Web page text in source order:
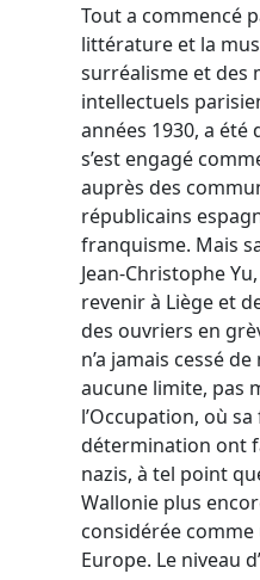
Tout a commencé
littérature et la
surréalisme et des
intellectuels
années 1930, a été
s’est engagé
auprès des
républicains
franquisme. Mais
Jean-Christophe
revenir à Liège et
des ouvriers en
n’a jamais cessé
aucune limite, pas
l’Occupation, où
détermination ont
nazis, à tel point
Wallonie plus
considérée
Europe. Le niveau